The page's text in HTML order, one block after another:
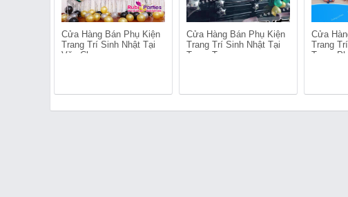
Cửa Hàng Bán Phụ Kiện
Trang Trí Sinh Nhật Tại
Văn Chương
Cửa Hàng Bán Phụ Kiện
Trang Trí Sinh Nhật Tại
Trung Tự
Cửa
Trang
Trung